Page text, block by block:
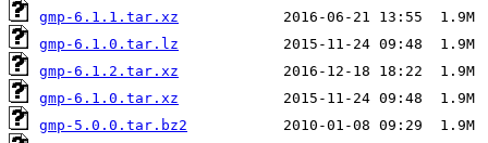
gmp-6.1.1.tar.xz
gmp-6.1.0.tar.lz
gmp-6.1.2.tar.xz
gmp-6.1.0.tar.xz
gmp-5.0.0.tar.bz2